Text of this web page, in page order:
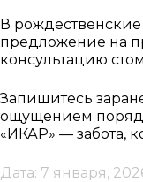
В
предложение на
консультацию
Запишитесь
ощущением
«ИКАР» — забота,
Дата: 7 января,